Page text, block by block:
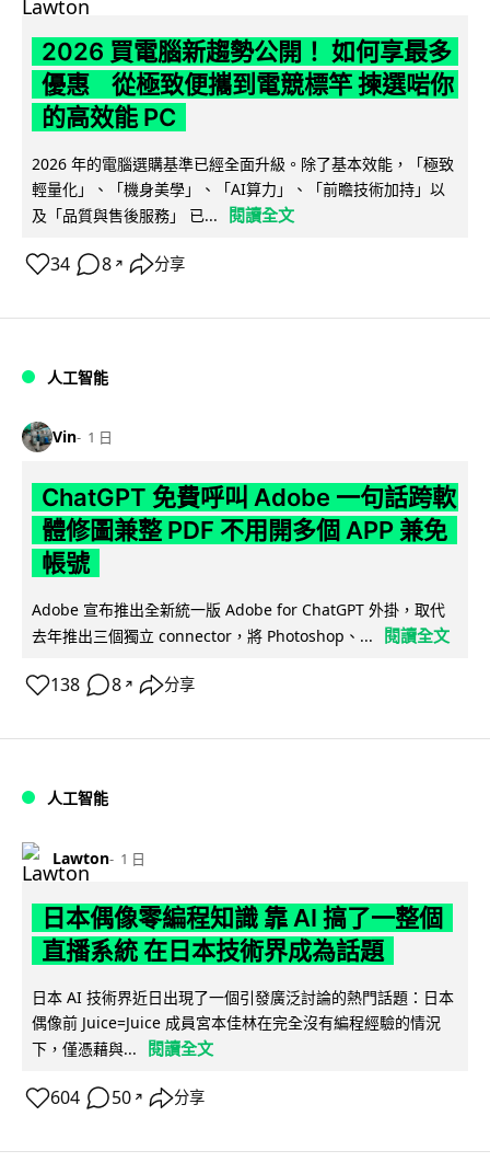
2026 買電腦新趨勢公開！ 如何享最多
優惠 從極致便攜到電競標竿 揀選啱你
的高效能 PC
2026 年的電腦選購基準已經全面升級。除了基本效能，「極致
輕量化」、「機身美學」、「AI算力」、「前瞻技術加持」以
及「品質與售後服務」 已...
閱讀全文
34 8 ↗ 分享
人工智能
Vin 1 日
ChatGPT 免費呼叫 Adobe 一句話跨軟
體修圖兼整 PDF 不用開多個 APP 兼免
帳號
Adobe 宣布推出全新統一版 Adobe for ChatGPT 外掛，取代
去年推出三個獨立 connector，將 Photoshop、...
閱讀全文
138 8 ↗ 分享
人工智能
Lawton 1 日
日本偶像零編程知識 靠 AI 搞了一整個
直播系統 在日本技術界成為話題
日本 AI 技術界近日出現了一個引發廣泛討論的熱門話題：日本
偶像前 Juice=Juice 成員宮本佳林在完全沒有編程經驗的情況
下，僅憑藉與...
閱讀全文
604 50 ↗ 分享